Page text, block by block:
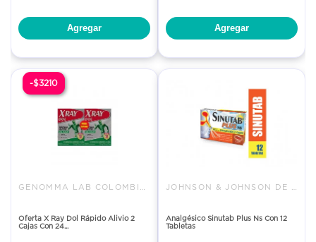
Agregar Agregar
Oferta X Ray Dol Rápido Alivio 2
Cajas Con 24...
-$3210
Analgésico Sinutab Plus Ns Con 12
Tabletas